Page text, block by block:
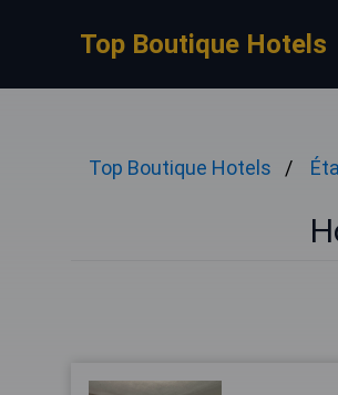
Top Boutique Hotels
Top Boutique Hotels